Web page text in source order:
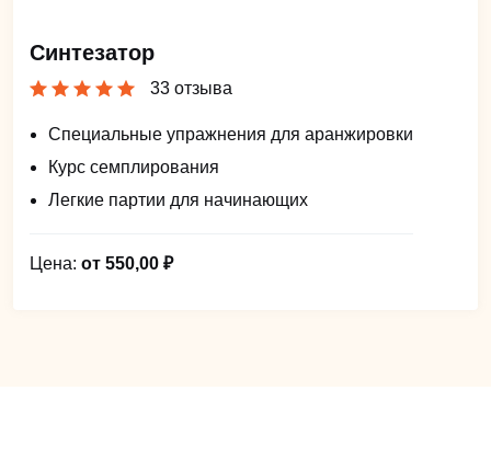
Синтезатор
33 отзыва
Специальные упражнения для аранжировки
Курс семплирования
Легкие партии для начинающих
Цена: от 550,00 ₽